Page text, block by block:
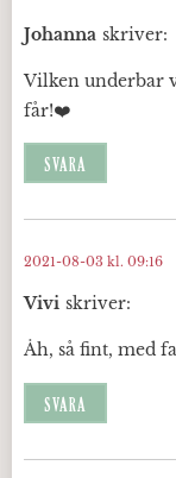
Johanna skriver:
Vilken underbar
får!❤️
SVARA
Vivi skriver:
2021-08-03 kl. 09:16
Åh, så fint, med
SVARA